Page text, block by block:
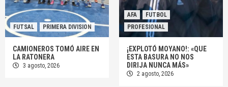
FUTSAL PRIMERA DIVISION
CAMIONEROS TOMÓ AIRE EN
LA RATONERA
3 agosto, 2026
AFA
FUTBOL
PROFESIONAL
¡EXPLOTÓ MOYANO!: «QUE
ESTA BASURA NO NOS
DIRIJA NUNCA MÁS»
2 agosto, 2026